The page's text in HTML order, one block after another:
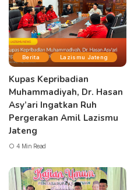
Berita Lazismu Jateng
Kupas Kepribadian
Muhammadiyah, Dr. Hasan
Asy’ari Ingatkan Ruh
Pergerakan Amil Lazismu
Jateng
4 Min Read